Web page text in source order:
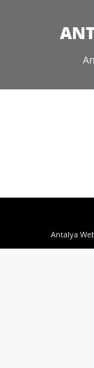
Antalya